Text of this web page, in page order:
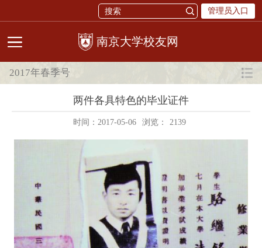
管理员入口
校友网
2017年春季号
两件各具特色的毕业证件
时间：2017-05-06 浏览： 2139